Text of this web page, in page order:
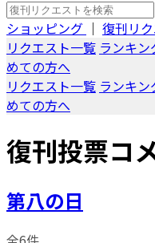
ショッピング ｜ 復刊リ
リクエスト一覧 ランキン
めての方へ
リクエスト一覧 ランキン
めての方へ
復刊投票コ
第八の日